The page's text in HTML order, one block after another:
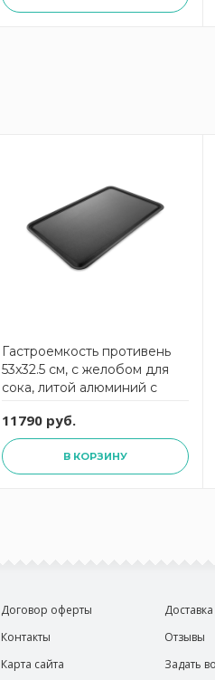
Гастроемкость противень
53x32.5 см, с желобом для
сока, литой алюминий с
Gastronorm AMT
11790 руб.
В КОРЗИНУ
Договор оферты
Контакты
Карта сайта
Доставка
Отзывы
Задать